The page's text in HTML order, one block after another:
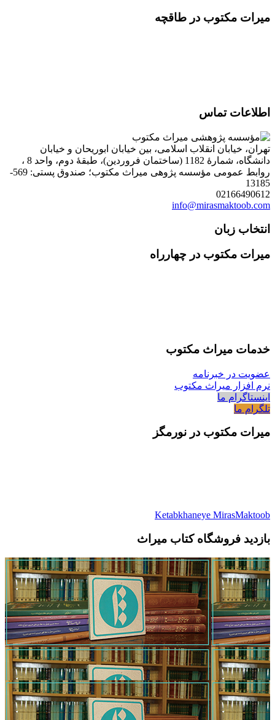
میرات مکتوب در طاقچه
اطلاعات تماس
تهران، خیابان انقلاب اسلامی، بین خیابان ابوریحان و خیابان
دانشگاه، شمارۀ 1182 (ساختمان فروردین)، طبقۀ دوم، واحد 8 ،
روابط عمومی مؤسسه پژوهی میراث مکتوب؛ صندوق پستی: 569-
13185
02166490612
info@mirasmaktoob.com
انتخاب زبان
میرات مکتوب در چهارراه
خدمات میراث مکتوب
عضویت در خبرنامه
نرم افزار میراث مکتوب
اینستاگرام ما
تلگرام ما
میرات مکتوب در نورمگز
Ketabkhaneye MirasMaktoob
بازدید فروشگاه کتاب میراث